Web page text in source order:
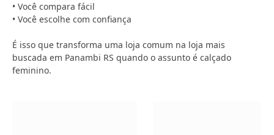
• Você compara fácil
• Você escolhe com confiança
É isso que transforma uma loja comum na loja mais
buscada em Panambi RS quando o assunto é calçado
feminino.